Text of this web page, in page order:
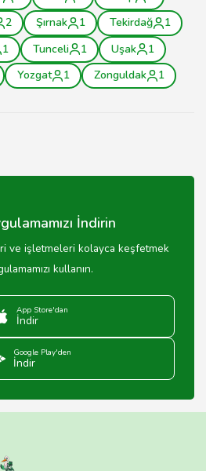
2 Şırnak 1 Tekirdağ
1
1 Tunceli 1 Uşak
1
Yozgat 1 Zonguldak 1
İndirin
ve işletmeleri kolayca keşfetmek
kullanın.
App Store'dan
İndir
Google Play'den
İndir